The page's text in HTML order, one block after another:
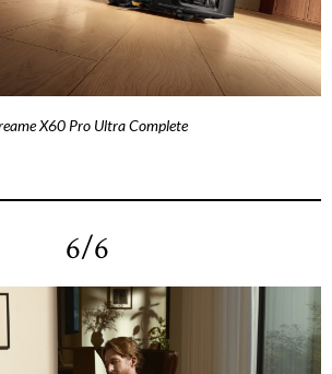
X60 Pro Ultra Complete
6/6